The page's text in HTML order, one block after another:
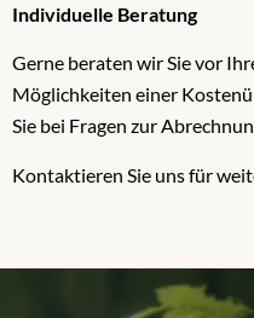
Individuelle Beratung
Gerne beraten wir Sie vor
Möglichkeiten einer
Sie bei Fragen zur
Kontaktieren Sie uns für